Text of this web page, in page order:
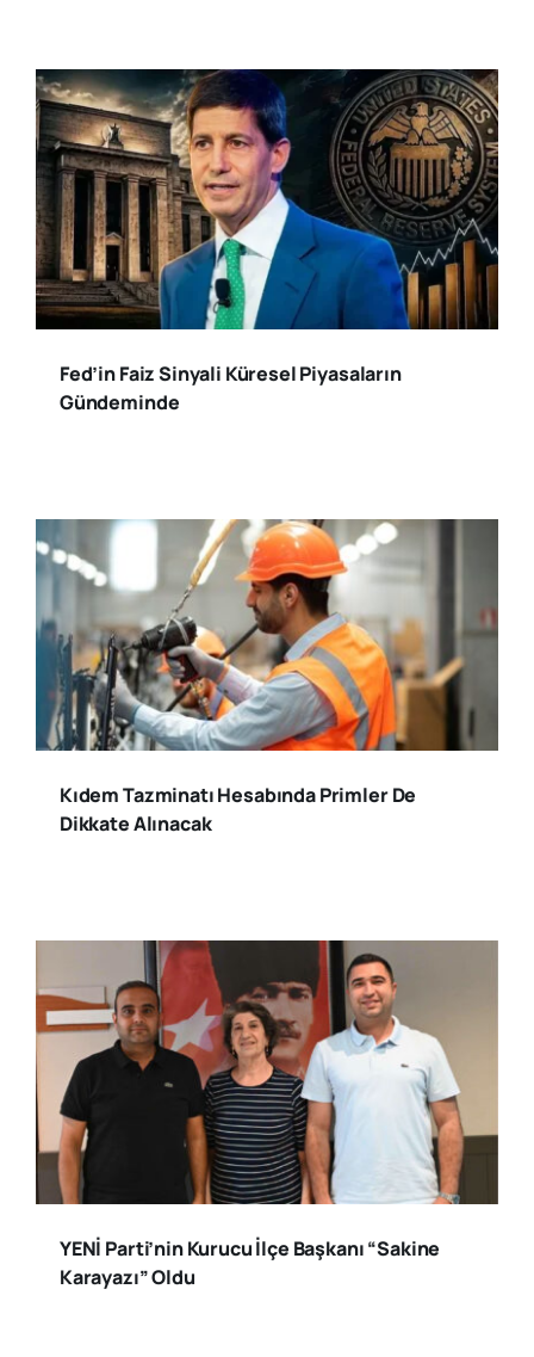
Fed’in Faiz Sinyali Küresel Piyasaların
Gündeminde
Kıdem Tazminatı Hesabında Primler De
Dikkate Alınacak
YENİ Parti’nin Kurucu İlçe Başkanı “Sakine
Karayazı” Oldu